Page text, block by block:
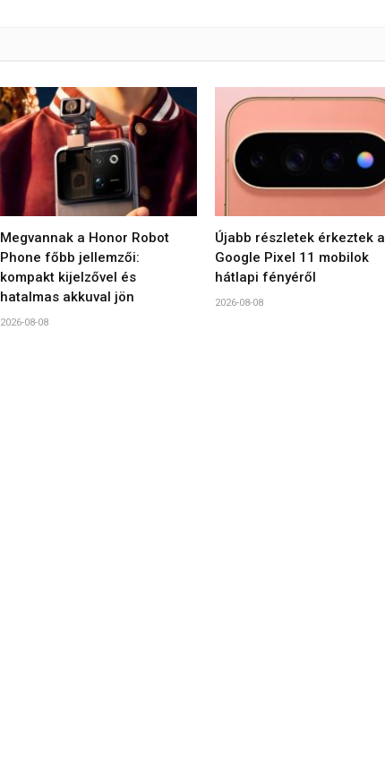
Megvannak a Honor Robot
Phone főbb jellemzői:
kompakt kijelzővel és
hatalmas akkuval jön
2026-08-08
Újabb részletek érkeztek a
Google Pixel 11 mobilok
hátlapi fényéről
2026-08-08